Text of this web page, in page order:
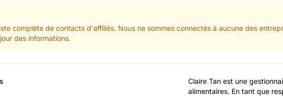
complète de contacts d'affiliés. Nous ne sommes connectés à aucune des
des informations.
Claire Tan est une
alimentaires. En tant que